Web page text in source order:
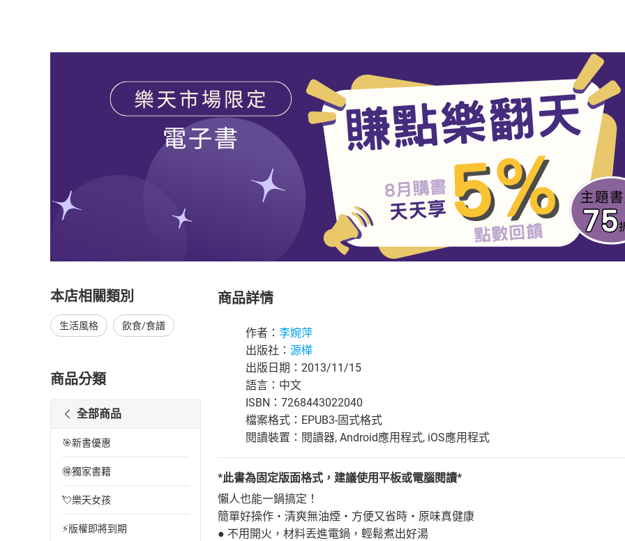
本店相關類別
生活風格 飲食/食譜
商品分類
全部商品
🎯新書優惠
🉐獨家書籍
💘樂天女孩
⚡版權即將到期
商品詳情
作者： 李婉萍
出版社： 源樺
出版日期：2013/11/15
語言：中文
ISBN：7268443022040
檔案格式：EPUB3-固式格式
閱讀裝置：閱讀器, Android應用程式, iOS應用程式
*此書為固定版面格式，建議使用平板或電腦閱讀*
懶人也能一鍋搞定！
簡單好操作‧清爽無油煙‧方便又省時‧原味真健康
● 不用開火，材料丟進電鍋，輕鬆煮出好湯